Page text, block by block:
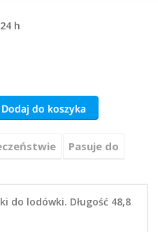
h
Pasuje do
do lodówki. Długość 48,8